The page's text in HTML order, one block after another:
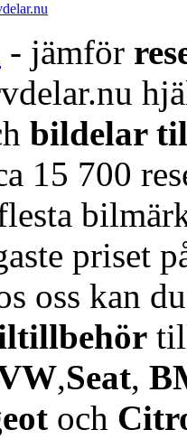
- jämför
bildelar
15 700
priset
oss kan
,Seat,
och